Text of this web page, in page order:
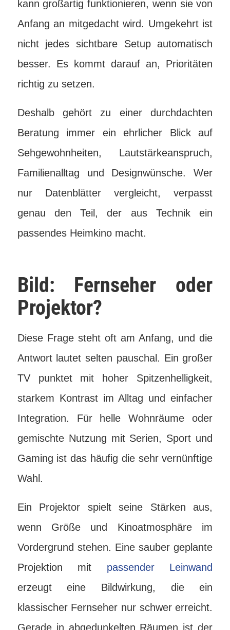
kann großartig funktionieren, wenn sie von
Anfang an mitgedacht wird. Umgekehrt ist
nicht jedes sichtbare Setup automatisch
besser. Es kommt darauf an, Prioritäten
richtig zu setzen.
Deshalb gehört zu einer durchdachten
Beratung immer ein ehrlicher Blick auf
Sehgewohnheiten, Lautstärkeanspruch,
Familienalltag und Designwünsche. Wer
nur Datenblätter vergleicht, verpasst
genau den Teil, der aus Technik ein
passendes Heimkino macht.
Bild: Fernseher oder
Projektor?
Diese Frage steht oft am Anfang, und die
Antwort lautet selten pauschal. Ein großer
TV punktet mit hoher Spitzenhelligkeit,
starkem Kontrast im Alltag und einfacher
Integration. Für helle Wohnräume oder
gemischte Nutzung mit Serien, Sport und
Gaming ist das häufig die sehr vernünftige
Wahl.
Ein Projektor spielt seine Stärken aus,
wenn Größe und Kinoatmosphäre im
Vordergrund stehen. Eine sauber geplante
Projektion mit passender Leinwand
erzeugt eine Bildwirkung, die ein
klassischer Fernseher nur schwer erreicht.
Gerade in abgedunkelten Räumen ist der